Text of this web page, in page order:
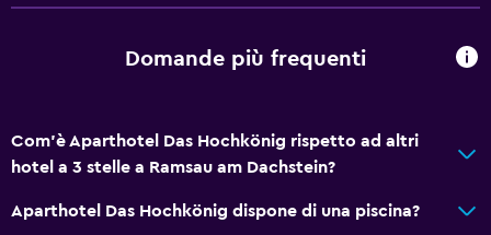
Domande più frequenti
Com'è Aparthotel Das Hochkönig rispetto ad altri
hotel a 3 stelle a Ramsau am Dachstein?
Aparthotel Das Hochkönig dispone di una piscina?